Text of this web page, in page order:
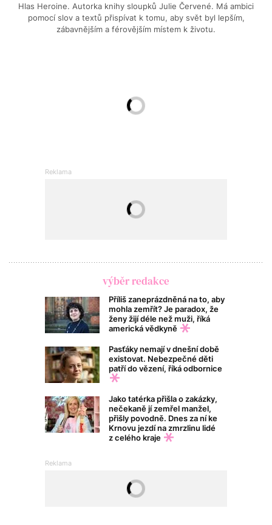
Hlas Heroine. Autorka knihy sloupků Julie Červené. Má ambici
pomocí slov a textů přispívat k tomu, aby svět byl lepším,
zábavnějším a férovějším místem k životu.
výběr redakce
Příliš zaneprázdněná na to, aby
mohla zemřít? Je paradox, že
ženy žijí déle než muži, říká
americká vědkyně
Pasťáky nemají v dnešní době
existovat. Nebezpečné děti
patří do vězení, říká odbornice
Jako tatérka přišla o zakázky,
nečekaně jí zemřel manžel,
přišly povodně. Dnes za ní ke
Krnovu jezdí na zmrzlinu lidé
z celého kraje